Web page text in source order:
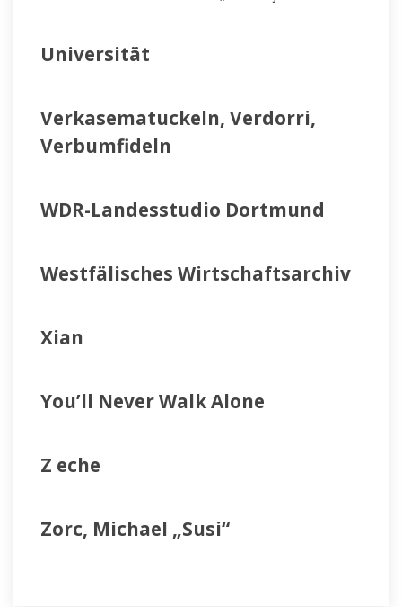
Universität
Verkasematuckeln, Verdorri,
Verbumfideln
WDR-Landesstudio Dortmund
Westfälisches Wirtschaftsarchiv
Xian
You’ll Never Walk Alone
Z eche
Zorc, Michael „Susi“